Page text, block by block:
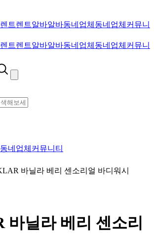
렌트렌트알바알바동네업체 동네업체 커뮤니
렌트렌트알바알바동네업체 동네업체 커뮤니
동네업체 커뮤니티
바닐라 베리 센소리얼 바디워시
바닐라 베리 센소리